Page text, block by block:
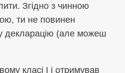
Згідно з чинною
ти не повинен
декларацію (але можеш
класі I і отримував